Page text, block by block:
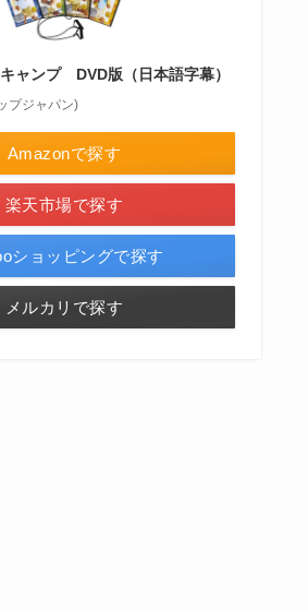
ャンプ DVD版（日本語字幕）
プジャパン)
Amazonで探す
楽天市場で探す
ショッピングで探す
メルカリで探す